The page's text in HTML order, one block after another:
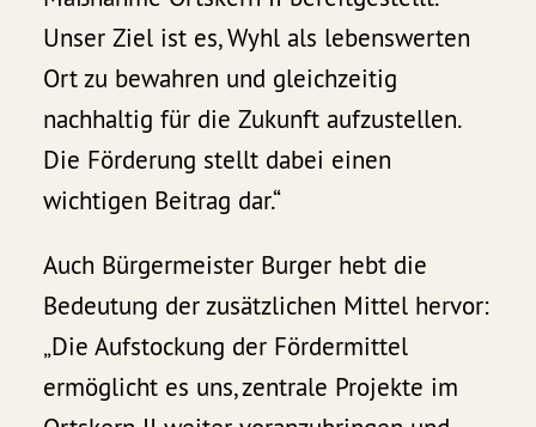
Unser Ziel ist es, Wyhl als lebenswerten
Ort zu bewahren und gleichzeitig
nachhaltig für die Zukunft aufzustellen.
Die Förderung stellt dabei einen
wichtigen Beitrag dar.“
Auch Bürgermeister Burger hebt die
Bedeutung der zusätzlichen Mittel hervor:
„Die Aufstockung der Fördermittel
ermöglicht es uns, zentrale Projekte im